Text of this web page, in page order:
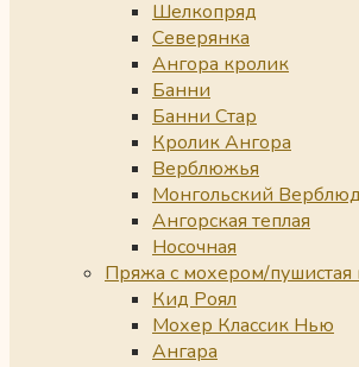
Шелкопряд
Северянка
Ангора кролик
Банни
Банни Стар
Кролик Ангора
Верблюжья
Монгольский Верблюд
Ангорская теплая
Носочная
Пряжа с мохером/пушистая
Кид Роял
Мохер Классик Нью
Ангара